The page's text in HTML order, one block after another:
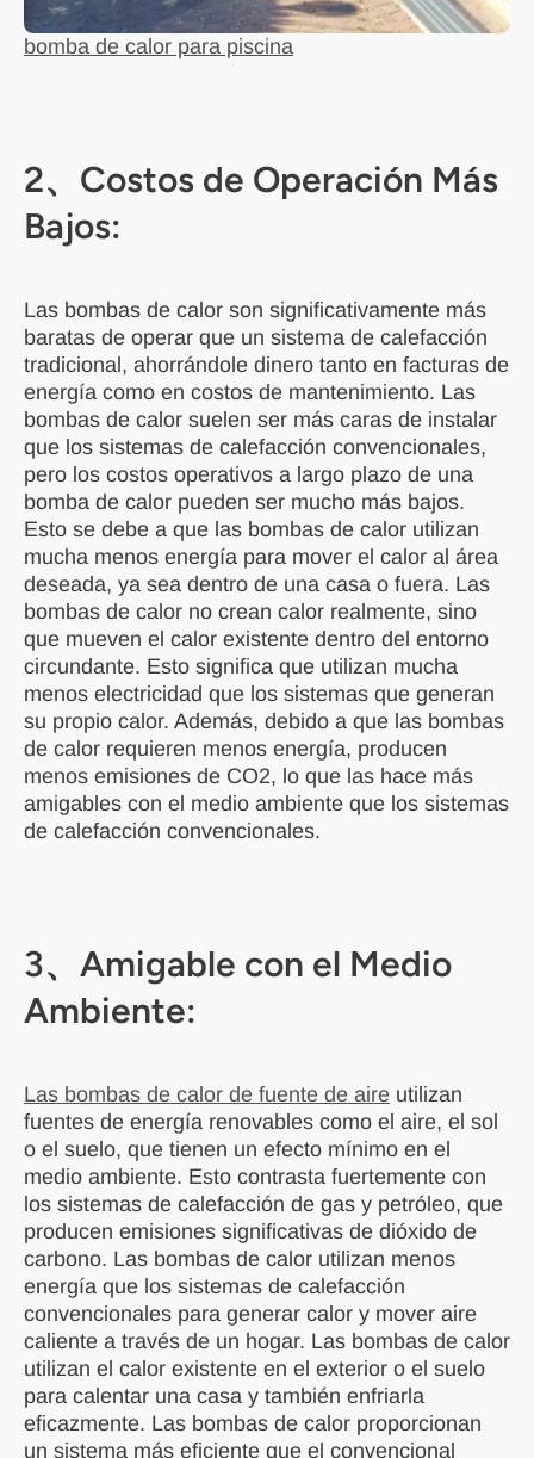
bomba de calor para piscina
2、Costos de Operación Más
Bajos:
Las bombas de calor son significativamente más
baratas de operar que un sistema de calefacción
tradicional, ahorrándole dinero tanto en facturas de
energía como en costos de mantenimiento. Las
bombas de calor suelen ser más caras de instalar
que los sistemas de calefacción convencionales,
pero los costos operativos a largo plazo de una
bomba de calor pueden ser mucho más bajos.
Esto se debe a que las bombas de calor utilizan
mucha menos energía para mover el calor al área
deseada, ya sea dentro de una casa o fuera. Las
bombas de calor no crean calor realmente, sino
que mueven el calor existente dentro del entorno
circundante. Esto significa que utilizan mucha
menos electricidad que los sistemas que generan
su propio calor. Además, debido a que las bombas
de calor requieren menos energía, producen
menos emisiones de CO2, lo que las hace más
amigables con el medio ambiente que los sistemas
de calefacción convencionales.
3、Amigable con el Medio
Ambiente:
Las bombas de calor de fuente de aire utilizan
fuentes de energía renovables como el aire, el sol
o el suelo, que tienen un efecto mínimo en el
medio ambiente. Esto contrasta fuertemente con
los sistemas de calefacción de gas y petróleo, que
producen emisiones significativas de dióxido de
carbono. Las bombas de calor utilizan menos
energía que los sistemas de calefacción
convencionales para generar calor y mover aire
caliente a través de un hogar. Las bombas de calor
utilizan el calor existente en el exterior o el suelo
para calentar una casa y también enfriarla
eficazmente. Las bombas de calor proporcionan
un sistema más eficiente que el convencional